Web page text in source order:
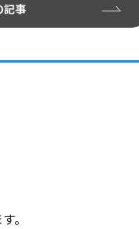
記事
。